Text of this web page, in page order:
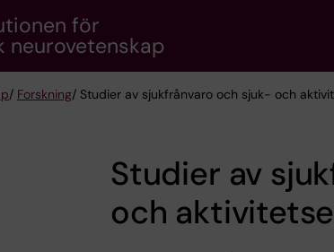
för
neurovetenskap
/ Forskning/ Studier av sjukfrånvaro och sjuk- och
Studier av
och